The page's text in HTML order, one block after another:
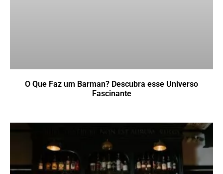
O Que Faz um Barman? Descubra esse Universo
Fascinante